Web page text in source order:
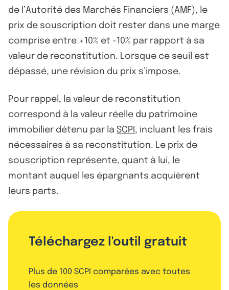
de l’Autorité des Marchés Financiers (AMF), le
prix de souscription doit rester dans une marge
comprise entre +10% et -10% par rapport à sa
valeur de reconstitution. Lorsque ce seuil est
dépassé, une révision du prix s’impose.
Pour rappel, la valeur de reconstitution
correspond à la valeur réelle du patrimoine
immobilier détenu par la SCPI , incluant les frais
nécessaires à sa reconstitution. Le prix de
souscription représente, quant à lui, le
montant auquel les épargnants acquièrent
leurs parts.
Téléchargez l'outil gratuit
Plus de 100 SCPI comparées avec toutes
les données